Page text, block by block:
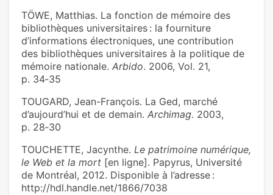
TÖWE, Matthias. La fonction de mémoire des
bibliothèques universitaires : la fourniture
d’informations électroniques, une contribution
des bibliothèques universitaires à la politique de
mémoire nationale. Arbido. 2006, Vol. 21,
p. 34‑35
TOUGARD, Jean-François. La Ged, marché
d’aujourd’hui et de demain. Archimag. 2003,
p. 28‑30
TOUCHETTE, Jacynthe. Le patrimoine numérique,
le Web et la mort [en ligne]. Papyrus, Université
de Montréal, 2012. Disponible à l’adresse :
http://hdl.handle.net/1866/7038